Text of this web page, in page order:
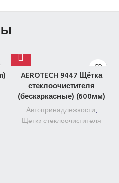
AEROTECH 9447 Щётка
стеклоочистителя
(бескаркасные) (600мм)
Автопринадлежности,
Щетки стеклоочистителя